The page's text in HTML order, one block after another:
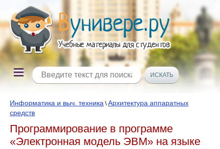
Информатика и выч. техника \Архитектура аппаратных
средств
Программирование в программе
«Электронная модель ЭВМ» на языке